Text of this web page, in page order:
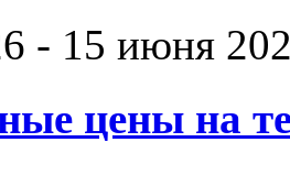
- 15 июня
цены на